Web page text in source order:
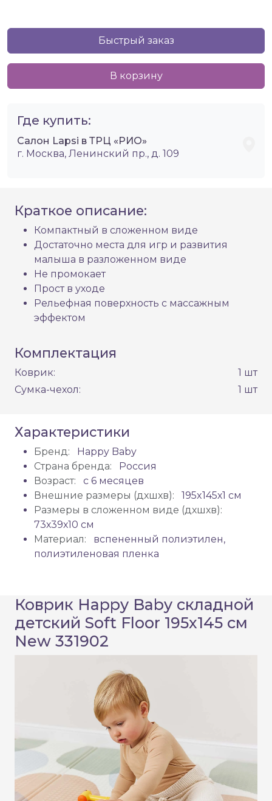
Быстрый заказ
В корзину
Где купить:
Салон Lapsi в ТРЦ «РИО»
г. Москва, Ленинский пр., д. 109
Краткое описание:
Компактный в сложенном виде
Достаточно места для игр и развития
малыша в разложенном виде
Не промокает
Прост в уходе
Рельефная поверхность с массажным
эффектом
Комплектация
Коврик:
1 шт
Сумка-чехол:
1 шт
Характеристики
Бренд:
Happy Baby
Страна бренда:
Россия
Возраст:
с 6 месяцев
Внешние размеры (дхшхв):
195x145х1 см
Размеры в сложенном виде (дхшхв):
73х39х10 см
Материал:
вспененный полиэтилен,
полиэтиленовая пленка
Коврик Happy Baby складной
детский Soft Floor 195x145 см
New 331902